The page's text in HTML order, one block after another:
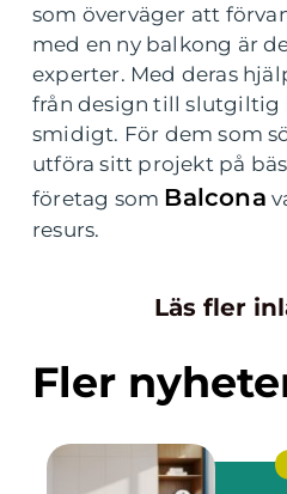
som överväger att
med en ny balkong är
experter. Med deras
från design till slutgiltig
smidigt. För dem som
utföra sitt projekt på
företag som Balcona
resurs.
Läs fler
Fler